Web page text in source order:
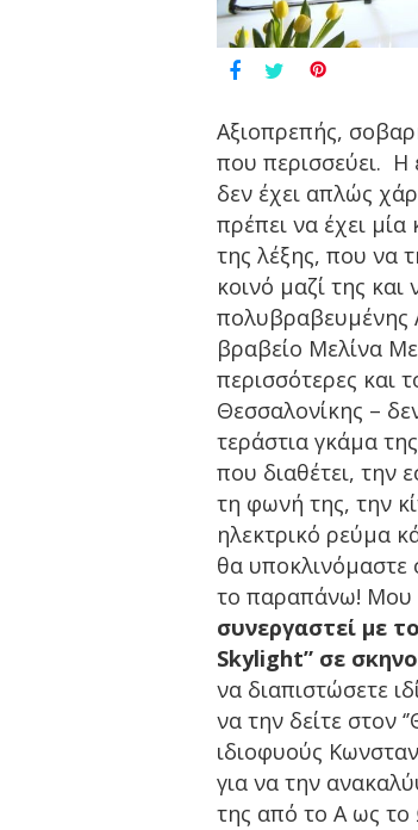
Αξιοπρεπής,
που περισσεύει. Η
δεν έχει απλώς
πρέπει να έχει
της λέξης, που να
κοινό μαζί της
πολυβραβευμένης
βραβείο Μελίνα
περισσότερες και
Θεσσαλονίκης –
τεράστια γκάμα
που διαθέτει, την
τη φωνή της, την
ηλεκτρικό ρεύμα
θα υποκλινόμαστε
το παραπάνω! Μου
συνεργαστεί με
Skylight” σε
να διαπιστώσετε
να την δείτε στον
ιδιοφυούς
για να την
της από το Α ως το